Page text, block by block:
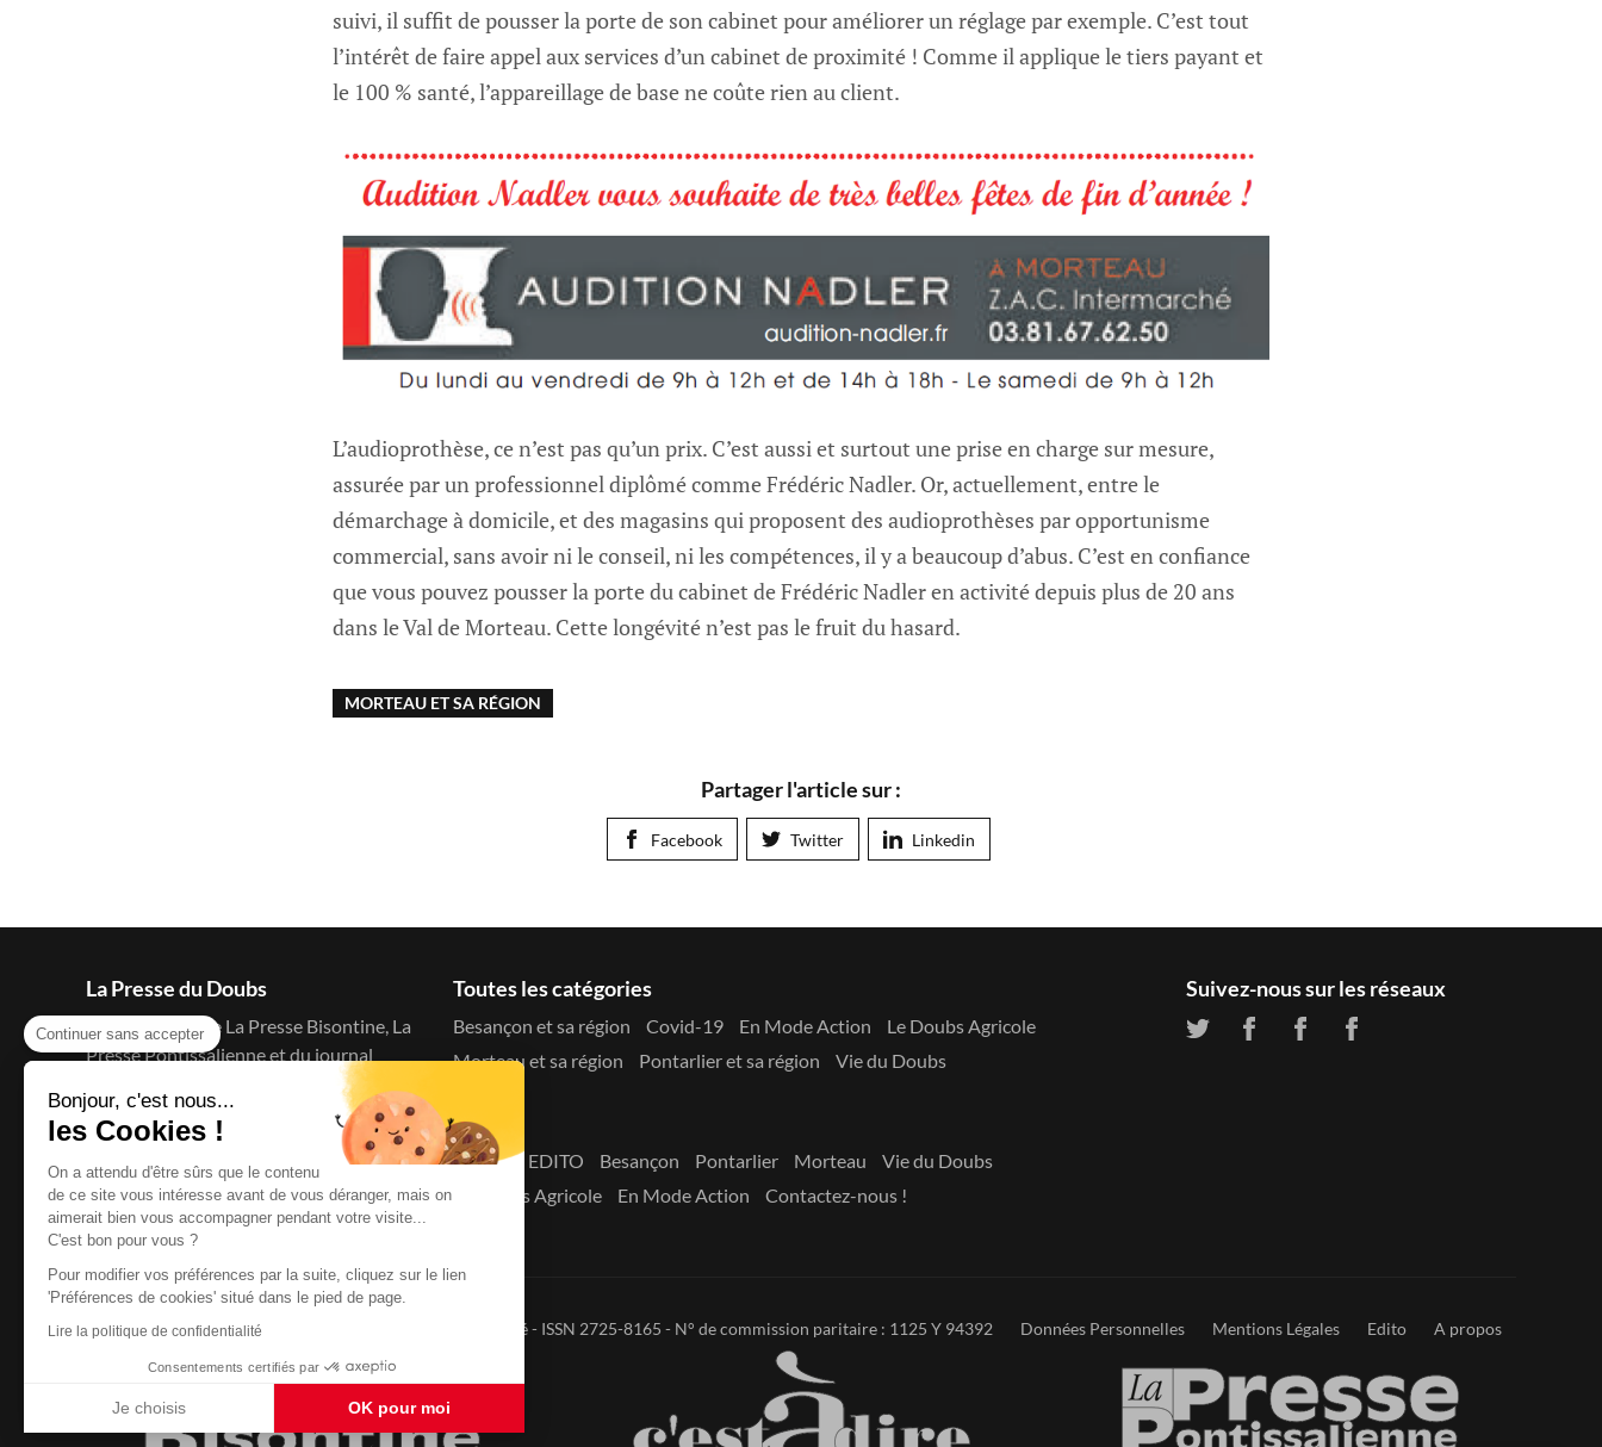
Continuer sans accepter
Bonjour, c'est nous...
les Cookies !
On a attendu d'être sûrs que le contenu
de ce site vous intéresse avant de vous déranger, mais on
aimerait bien vous accompagner pendant votre visite...
C'est bon pour vous ?
Pour modifier vos préférences par la suite, cliquez sur le lien
'Préférences de cookies' situé dans le pied de page.
Lire la politique de confidentialité
Consentements certifiés par
Je choisis OK pour moi
suivi, il suffit de pousser la porte de son cabinet pour améliorer un réglage par exemple. C’est tout
l’intérêt de faire appel aux services d’un cabinet de proximité ! Comme il applique le tiers payant et
le 100 % santé, l’appareillage de base ne coûte rien au client.
L’audioprothèse, ce n’est pas qu’un prix. C’est aussi et surtout une prise en charge sur mesure,
assurée par un professionnel diplômé comme Frédéric Nadler. Or, actuellement, entre le
démarchage à domicile, et des magasins qui proposent des audioprothèses par opportunisme
commercial, sans avoir ni le conseil, ni les compétences, il y a beaucoup d’abus. C’est en confiance
que vous pouvez pousser la porte du cabinet de Frédéric Nadler en activité depuis plus de 20 ans
dans le Val de Morteau. Cette longévité n’est pas le fruit du hasard.
MORTEAU ET SA RÉGION
Partager l'article sur :
Facebook Twitter Linkedin
La Presse du Doubs
Le blog d'actu de La Presse Bisontine, La
Presse Pontissalienne et du journal
Toutes les catégories
Besançon et sa région Covid-19 En Mode Action
Le Doubs Agricole
Morteau et sa région
Pontarlier et sa région Vie du Doubs
Menu
Accueil EDITO Besançon Pontarlier Morteau
Vie du Doubs
Le Doubs Agricole
En Mode Action Contactez-nous !
Suivez-nous sur les réseaux
Copyright © 2026La Presse du Doubs - Tout droit réservé - ISSN 2725-8165 - N° de commission paritaire : 1125 Y 94392 Données Personnelles Mentions Légales Edito A propos